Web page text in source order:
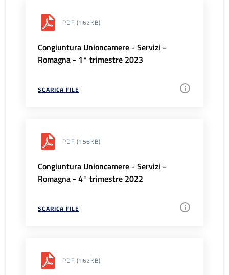
PDF (162KB)
Congiuntura Unioncamere - Servizi -
Romagna - 1° trimestre 2023
SCARICA FILE
PDF (156KB)
Congiuntura Unioncamere - Servizi -
Romagna - 4° trimestre 2022
SCARICA FILE
PDF (162KB)